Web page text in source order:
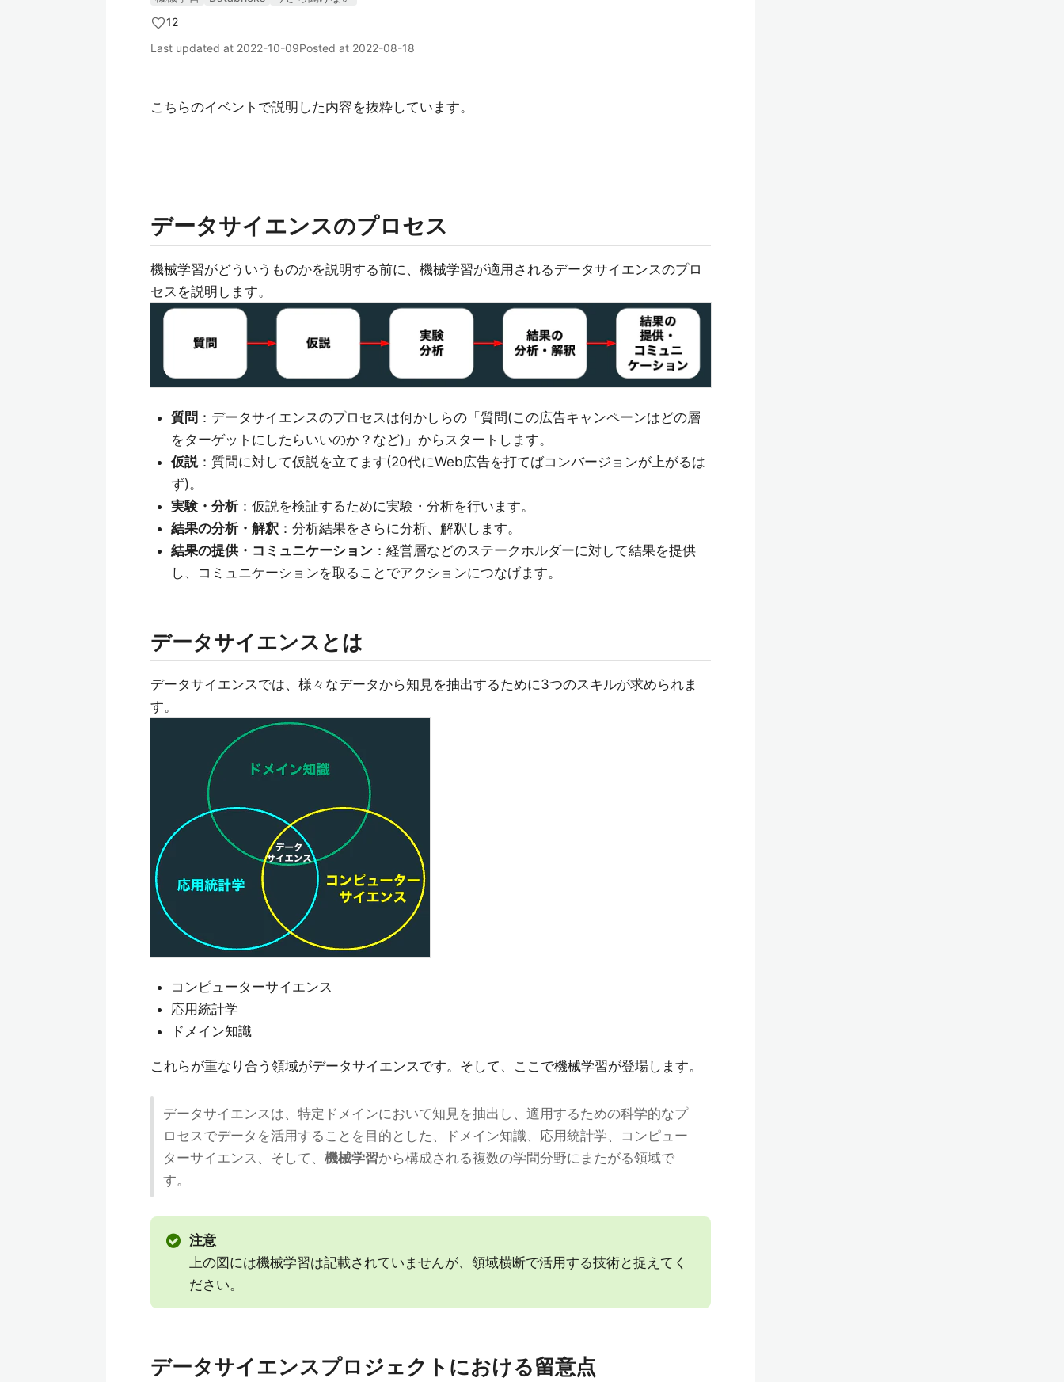
12
Last updated at 2022-10-09Posted at 2022-08-18
こちらのイベントで説明した内容を抜粋しています。
データサイエンスのプロセス
機械学習がどういうものかを説明する前に、機械学習が適用されるデータサイエンスのプロ
セスを説明します。
質問 ：データサイエンスのプロセスは何かしらの「質問(この広告キャンペーンはどの層
をターゲットにしたらいいのか？など)」からスタートします。
仮説：質問に対して仮説を立てます(20代にWeb広告を打てばコンバージョンが上がるは
ず)。
実験・分析：仮説を検証するために実験・分析を行います。
結果の分析・解釈：分析結果をさらに分析、解釈します。
結果の提供・コミュニケーション：経営層などのステークホルダーに対して結果を提供
し、コミュニケーションを取ることでアクションにつなげます。
データサイエンスとは
データサイエンスでは、様々なデータから知見を抽出するために3つのスキルが求められま
す。
コンピューターサイエンス
応用統計学
ドメイン知識
これらが重なり合う領域がデータサイエンスです。そして、ここで機械学習が登場します。
データサイエンスは、特定ドメインにおいて知見を抽出し、適用するための科学的なプ
ロセスでデータを活用することを目的とした、ドメイン知識、応用統計学、コンピュー
ターサイエンス、そして、 機械学習から構成される複数の学問分野にまたがる領域で
す。
注意
上の図には機械学習は記載されていませんが、領域横断で活用する技術と捉えてく
ださい。
データサイエンスプロジェクトにおける留意点